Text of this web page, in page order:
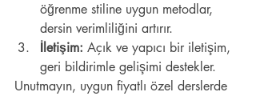
öğrenme stiline uygun metodlar,
dersin verimliliğini artırır.
İletişim: Açık ve yapıcı bir iletişim,
geri bildirimle gelişimi destekler.
Unutmayın, uygun fiyatlı özel derslerde